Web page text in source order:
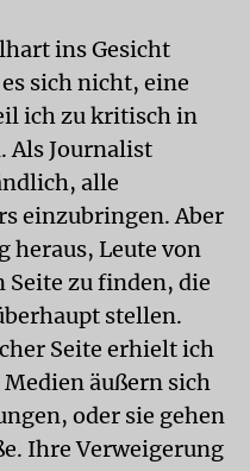
ins Gesicht
sich nicht, eine
ich zu kritisch in
Als Journalist
alle
einzubringen. Aber
heraus, Leute von
zu finden, die
stellen.
Seite erhielt ich
äußern sich
oder sie gehen
Ihre Verweigerung